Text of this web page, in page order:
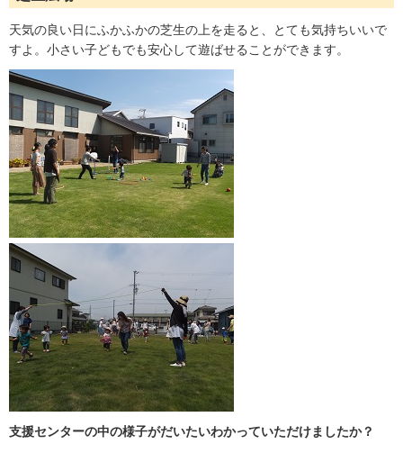
天気の良い日にふかふかの芝生の上を走ると、とても気持ちいいで
すよ。小さい子どもでも安心して遊ばせることができます。
支援センターの中の様子がだいたいわかっていただけましたか？